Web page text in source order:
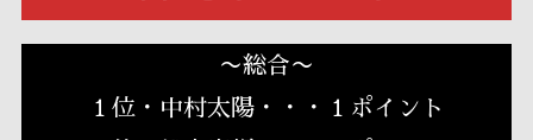
〜総合〜
１位・中村太陽・・・１ポイント